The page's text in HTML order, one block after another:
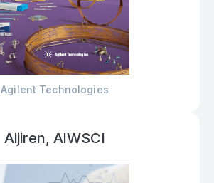
Agilent Technologies
Aijiren, AlWSCI